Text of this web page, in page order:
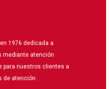
1976 dedicada a
atención
para nuestros clientes a
de atención.